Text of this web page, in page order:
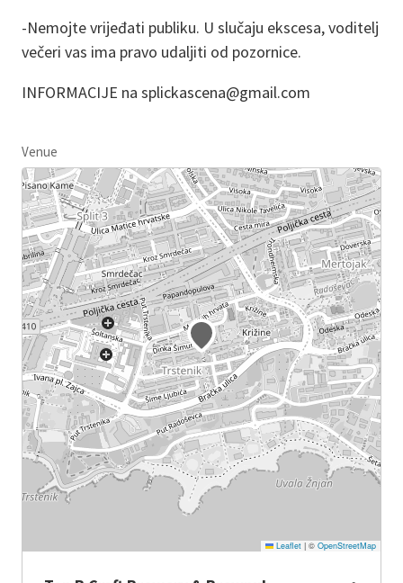
-Nemojte vrijeđati publiku. U slučaju ekscesa, voditelj
večeri vas ima pravo udaljiti od pozornice.
INFORMACIJE na splickascena@gmail.com
Venue
Leaflet |© OpenStreetMap